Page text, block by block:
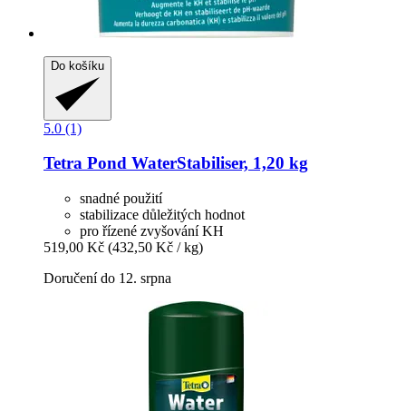
Do košíku
5.0 (1)
Tetra Pond WaterStabiliser, 1,20 kg
snadné použití
stabilizace důležitých hodnot
pro řízené zvyšování KH
519,00 Kč (432,50 Kč / kg)
Doručení do 12. srpna